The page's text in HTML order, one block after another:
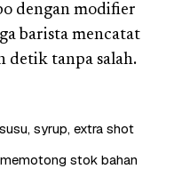
dengan modifier
barista mencatat
detik tanpa salah.
syrup, extra shot
stok bahan